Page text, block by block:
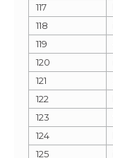
117
118
119
120
121
122
123
124
125